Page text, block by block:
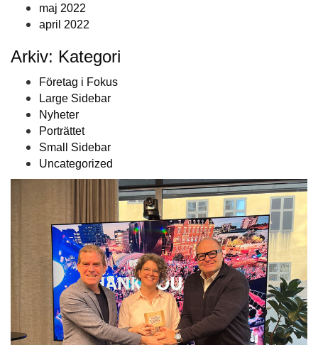
maj 2022
april 2022
Arkiv: Kategori
Företag i Fokus
Large Sidebar
Nyheter
Porträttet
Small Sidebar
Uncategorized